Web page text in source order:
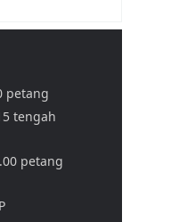
petang
tengah
petang